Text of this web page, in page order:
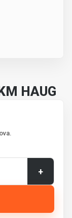
HAUG
+